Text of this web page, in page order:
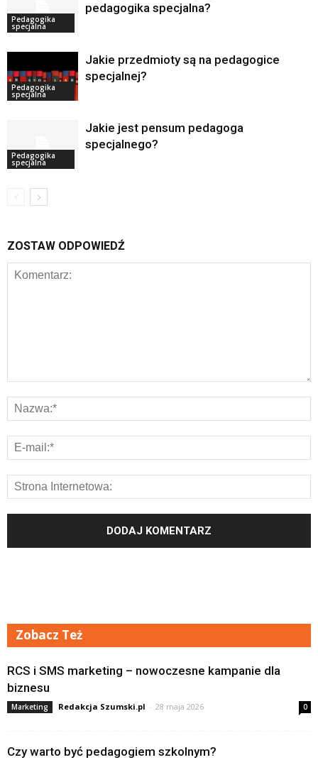
Pedagogika
specjalna
pedagogika specjalna?
Pedagogika
specjalna
Jakie przedmioty są na pedagogice
specjalnej?
Pedagogika
specjalna
Jakie jest pensum pedagoga
specjalnego?
ZOSTAW ODPOWIEDŹ
Zobacz Też
RCS i SMS marketing – nowoczesne kampanie dla
biznesu
Marketing Redakcja Szumski.pl - 28 maja 2026 0
Czy warto być pedagogiem szkolnym?